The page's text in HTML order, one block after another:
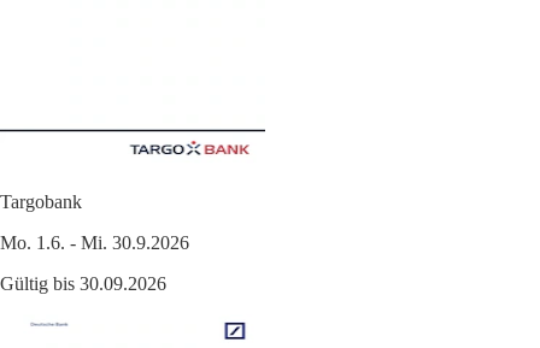
Targobank
Mo. 1.6. - Mi. 30.9.2026
Gültig bis 30.09.2026